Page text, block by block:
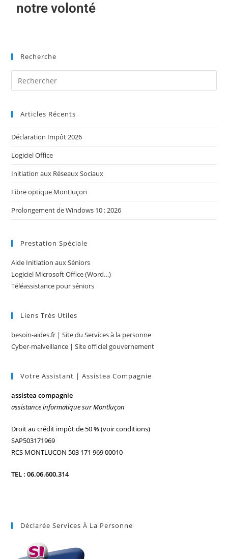
notre volonté
Recherche
Articles Récents
Déclaration Impôt 2026
Logiciel Office
Initiation aux Réseaux Sociaux
Fibre optique Montluçon
Prolongement de Windows 10 : 2026
Prestation Spéciale
Aide Initiation aux Séniors
Logiciel Microsoft Office (Word…)
Téléassistance pour séniors
Liens Très Utiles
besoin-aides.fr | Site du Services à la personne
Cyber-malveillance | Site officiel gouvernement
Votre Assistant | Assistea Compagnie
assistea compagnie
assistance informatique sur Montluçon
Droit au crédit impôt de 50 % (voir conditions)
SAP503171969
RCS MONTLUCON 503 171 969 00010
TEL : 06.06.600.314
Déclarée Services À La Personne